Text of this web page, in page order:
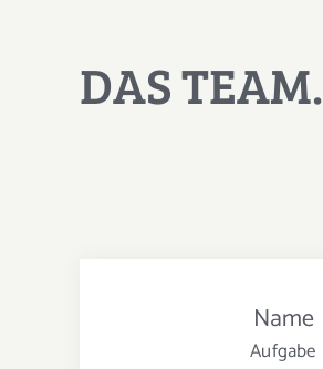
DAS TEAM.
Name
Aufgabe